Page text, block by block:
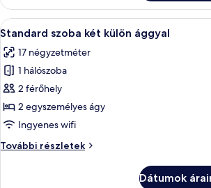
A
következő
szoba
összes
képének
megtekintése:
Standard
két
Egy
4
Standard szoba két külön ággyal
17 négyzetméter
1 hálószoba
2 férőhely
2 egyszemélyes ágy
Ingyenes wifi
További részletek
Standard
Dátumok